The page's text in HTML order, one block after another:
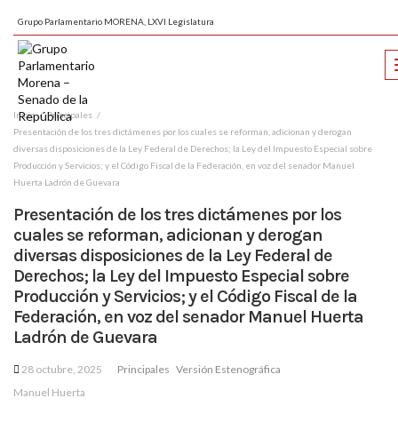
Grupo Parlamentario MORENA, LXVI Legislatura
Inicio
Principales
Presentación de los tres dictámenes por los cuales se reforman, adicionan y derogan
diversas disposiciones de la Ley Federal de Derechos; la Ley del Impuesto Especial sobre
Producción y Servicios; y el Código Fiscal de la Federación, en voz del senador Manuel
Huerta Ladrón de Guevara
Presentación de los tres dictámenes por los
cuales se reforman, adicionan y derogan
diversas disposiciones de la Ley Federal de
Derechos; la Ley del Impuesto Especial sobre
Producción y Servicios; y el Código Fiscal de la
Federación, en voz del senador Manuel Huerta
Ladrón de Guevara
28 octubre, 2025 Principales Versión Estenográfica
Manuel Huerta